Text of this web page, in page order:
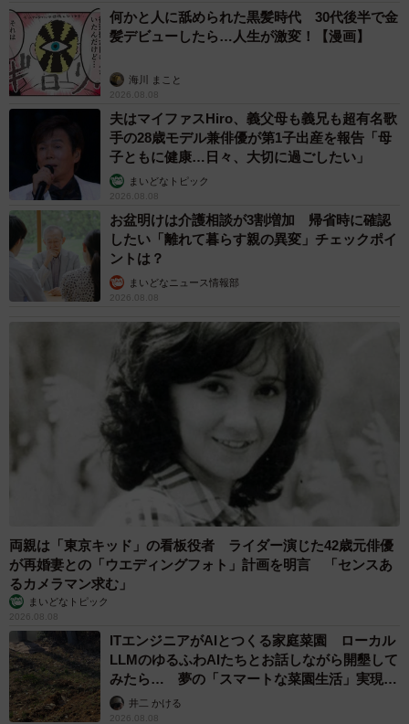
何かと人に舐められた黒髪時代 30代後半で金
髪デビューしたら…人生が激変！【漫画】
海川 まこと
2026.08.08
夫はマイファスHiro、義父母も義兄も超有名歌
手の28歳モデル兼俳優が第1子出産を報告「母
子ともに健康…日々、大切に過ごしたい」
まいどなトピック
2026.08.08
お盆明けは介護相談が3割増加 帰省時に確認
したい「離れて暮らす親の異変」チェックポイ
ントは？
まいどなニュース情報部
2026.08.08
両親は「東京キッド」の看板役者 ライダー演じた42歳元俳優
が再婚妻との「ウエディングフォト」計画を明言 「センスあ
るカメラマン求む」
まいどなトピック
2026.08.08
ITエンジニアがAIとつくる家庭菜園 ローカル
LLMのゆるふわAIたちとお話しながら開墾して
みたら… 夢の「スマートな菜園生活」実現な
るか井二 かける
2026.08.08